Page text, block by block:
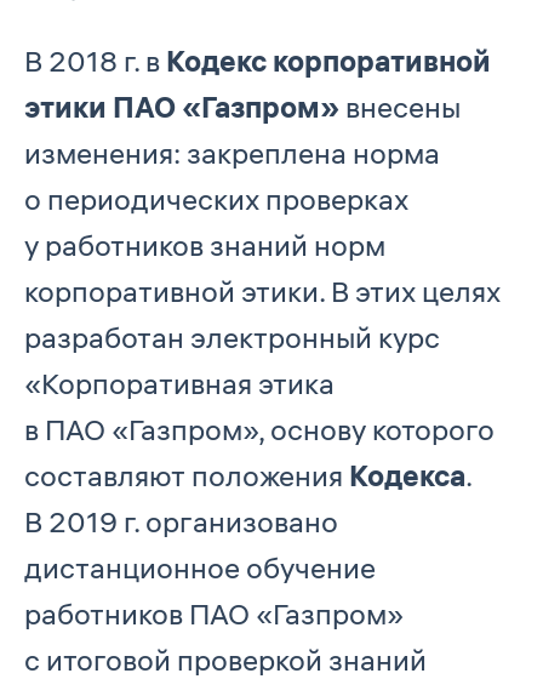
В 2018 г. в Кодекс корпоративной
этики ПАО «Газпром» внесены
изменения: закреплена норма
о периодических проверках
у работников знаний норм
корпоративной этики. В этих целях
разработан электронный курс
«Корпоративная этика
в ПАО «Газпром», основу которого
составляют положения Кодекса.
В 2019 г. организовано
дистанционное обучение
работников ПАО «Газпром»
с итоговой проверкой знаний